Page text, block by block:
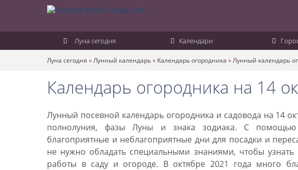
Луна сегодня Календари
Луна сегодня »Лунный календарь» Календарь огородника »Лунный календарь
Календарь огородника на 14
Лунный посевной календарь огородника и садовода на 14
полнолуния, фазы Луны и знака зодиака. С
благоприятные и неблагоприятные дни для посадки и
не нужно обладать специальными знаниями, чтобы
работы в саду и огороде. В октябре 2021 года много